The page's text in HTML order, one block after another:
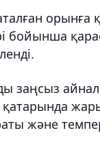
бойынша
заңсыз
және